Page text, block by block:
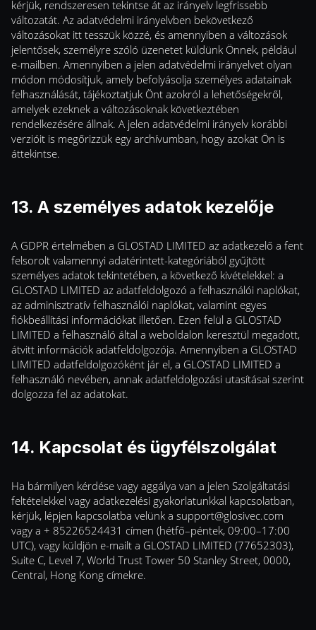
kérjük, rendszeresen tekintse át az irányelv legfrissebb
változatát. Az adatvédelmi irányelvben bekövetkező
változásokat itt tesszük közzé, és amennyiben a változások
jelentősek, személyre szóló üzenetet küldünk Önnek, például
e-mailben. Amennyiben a jelen adatvédelmi irányelvet olyan
módon módosítjuk, amely befolyásolja személyes adatainak
felhasználását, tájékoztatjuk Önt azokról a lehetőségekről,
amelyek ezeknek a változásoknak következtében
rendelkezésére állnak. A jelen adatvédelmi irányelv korábbi
verzióit is megőrizzük egy archívumban, hogy azokat Ön is
áttekintse.
13. A személyes adatok kezelője
A GDPR értelmében a GLOSTAD LIMITED az adatkezelő a fent
felsorolt valamennyi adatérintett-kategóriából gyűjtött
személyes adatok tekintetében, a következő kivételekkel: a
GLOSTAD LIMITED az adatfeldolgozó a felhasználói naplókat,
az adminisztratív felhasználói naplókat, valamint egyes
fiókbeállítási információkat illetően. Ezen felül a GLOSTAD
LIMITED a felhasználó által a weboldalon keresztül megadott,
átvitt információk adatfeldolgozója. Amennyiben a GLOSTAD
LIMITED adatfeldolgozóként jár el, a GLOSTAD LIMITED a
felhasználó nevében, annak adatfeldolgozási utasításai szerint
dolgozza fel az adatokat.
14. Kapcsolat és ügyfélszolgálat
Ha bármilyen kérdése vagy aggálya van a jelen Szolgáltatási
feltételekkel vagy adatkezelési gyakorlatunkkal kapcsolatban,
kérjük, lépjen kapcsolatba velünk a support@glosivec.com
vagy a + 85226524431 címen (hétfő–péntek, 09:00–17:00
UTC), vagy küldjön e-mailt a GLOSTAD LIMITED (77652303),
Suite C, Level 7, World Trust Tower 50 Stanley Street, 0000,
Central, Hong Kong címekre.